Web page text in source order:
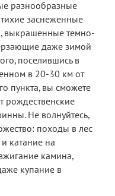
разнообразные
заснеженные
выкрашенные темно-
даже зимой
поселившись в
в 20-30 км от
пункта, вы сможете
рождественские
Не волнуйтесь,
походы в лес
катание на
камина,
купание в